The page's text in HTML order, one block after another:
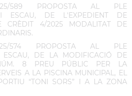
589 PROPOSTA AL PLE
ESCAU, DE L'EXPEDIENT DE
CRÈDIT 4/2025 MODALITAT DE
574 PROPOSTA AL PLE
ESCAU, DE LA MODIFICACIÓ DE
NÚM. 8 PREU PÚBLIC PER LA
A LA PISCINA MUNICIPAL, EL
“TONI SORS” I A LA ZONA